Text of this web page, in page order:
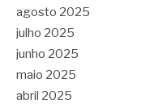
agosto 2025
julho 2025
junho 2025
maio 2025
abril 2025